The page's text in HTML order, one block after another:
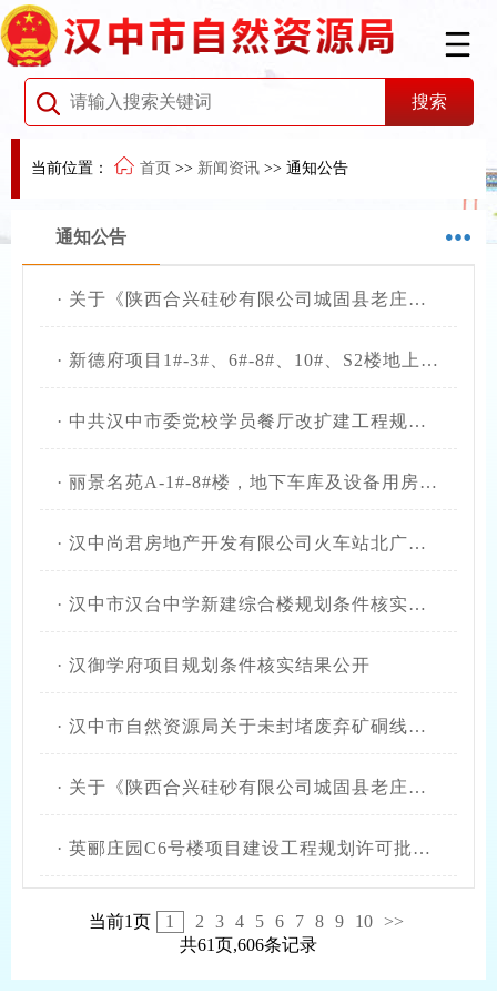
当前位置： 首页 >> 新闻资讯 >> 通知公告
通知公告
· 关于《陕西合兴硅砂有限公司城固县老庄镇潮汐河石英矿矿区生态修复方案》通过审查的公告
· 新德府项目1#-3#、6#-8#、10#、S2楼地上部分规划条件核实结果公开
· 中共汉中市委党校学员餐厅改扩建工程规划条件核实结果公开
· 丽景名苑A-1#-8#楼，地下车库及设备用房规划条件核实结果公开
· 汉中尚君房地产开发有限公司火车站北广场安置楼规划条件核实结果公开
· 汉中市汉台中学新建综合楼规划条件核实结果公开
· 汉御学府项目规划条件核实结果公开
· 汉中市自然资源局关于未封堵废弃矿硐线索有奖举报的通告
· 关于《陕西合兴硅砂有限公司城固县老庄镇潮汐河石英矿矿区生态修复方案》审查结果的公示
· 英郦庄园C6号楼项目建设工程规划许可批后公布及公开
当前1页 1 2 3 4 5 6 7 8 9 10
>>
共61页,606条记录